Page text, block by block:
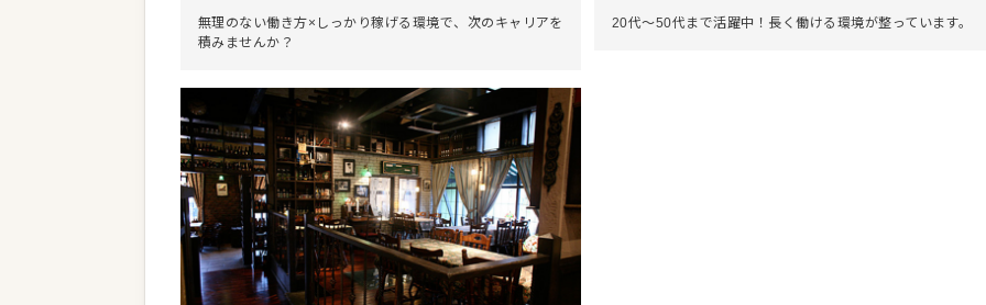
無理のない働き方×しっかり稼げる環境で、次のキャリアを
積みませんか？
20代～50代まで活躍中！長く働ける環境が整っています。